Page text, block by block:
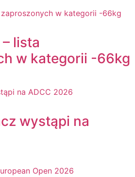
lista
w kategorii -66kg
wystąpi na